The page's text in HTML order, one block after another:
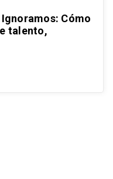
Cómo
talento,